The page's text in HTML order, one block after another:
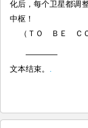
化后，每个卫星都调
中枢！
（ＴＯ ＢＥ Ｃ
————
文本结束。 .